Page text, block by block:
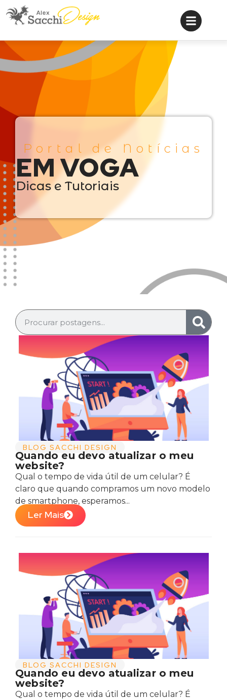
Portal de Notícias
EM VOGA
Dicas e Tutoriais
BLOG SACCHI DESIGN
Quando eu devo atualizar o meu
website?
Qual o tempo de vida útil de um celular? É
claro que quando compramos um novo modelo
de smartphone, esperamos...
Ler Mais
BLOG SACCHI DESIGN
Quando eu devo atualizar o meu
website?
Qual o tempo de vida útil de um celular? É